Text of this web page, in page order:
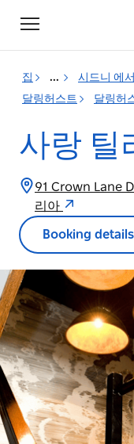
Toggle
navigation
집 ... 시드니 에
달링허스트
달링허
사랑 틸
91 Crown Lane
리아
Booking details